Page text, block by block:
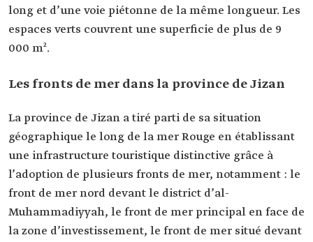
long et d’une voie piétonne de la même longueur. Les
espaces verts couvrent une superficie de plus de 9
000 m².
Les fronts de mer dans la province de Jizan
La province de Jizan a tiré parti de sa situation
géographique le long de la mer Rouge en établissant
une infrastructure touristique distinctive grâce à
l’adoption de plusieurs fronts de mer, notamment : le
front de mer nord devant le district d’al-
Muhammadiyyah, le front de mer principal en face de
la zone d’investissement, le front de mer situé devant